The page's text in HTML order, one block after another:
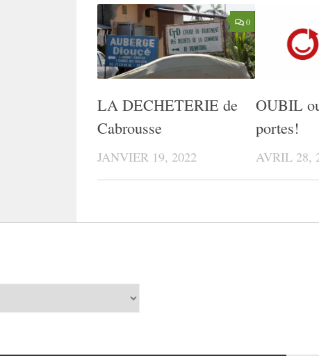
0
LA DECHETERIE de
Cabrousse
JANVIER 19, 2022
OUBIL
portes!
AVRIL 28,